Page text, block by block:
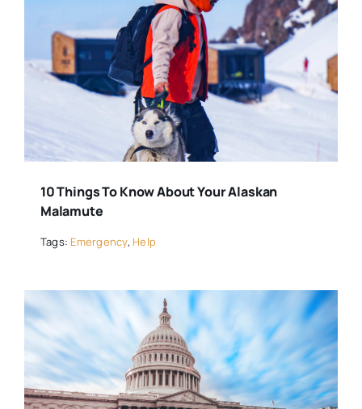
10 Things To Know About Your Alaskan
Malamute
Tags: Emergency, Help